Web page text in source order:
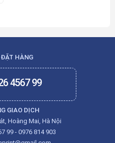
ĐẶT HÀNG
4567 99
GIAO DỊCH
Hoàng Mai, Hà Nội
99- 0976 814 903